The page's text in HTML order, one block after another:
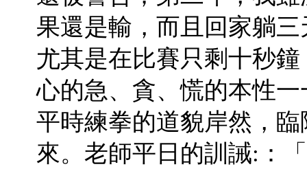
果還是輸，而且回家躺
尤其是在比賽只剩十秒
心的急、貪、慌的本性
平時練拳的道貌岸然，
來。老師平日的訓誡:：